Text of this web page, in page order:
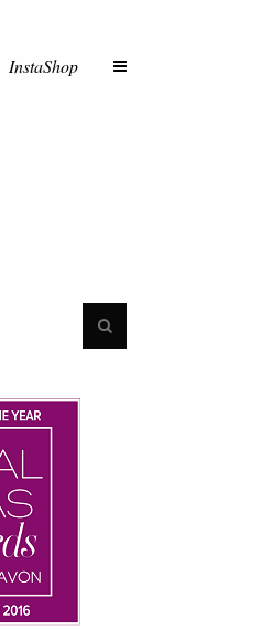
InstaShop